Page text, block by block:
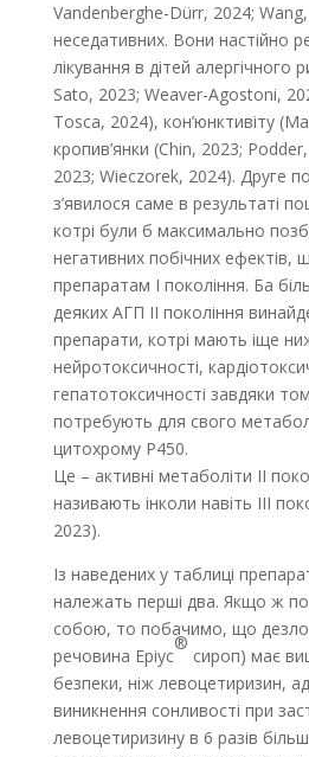
Vandenberghe-Dürr, 2024;
неседативних. Вони настійно
лікування в дітей алергічного
Sato, 2023; Weaver-Agostoni,
Tosca, 2024), кон’юнктивіту
кропив’янки (Chin, 2023;
2023; Wieczorek, 2024). Друге
з’явилося саме в результаті
котрі були б максимально
негативних побічних ефектів,
препаратам І покоління. Ба
деяких АГП ІІ покоління
препарати, котрі мають іще
нейротоксичності,
гепатотоксичності завдяки
потребують для свого
цитохрому Р450.
Це – активні метаболіти ІІ
називають інколи навіть ІІІ
2023).
Із наведених у таблиці
належать перші два. Якщо ж
собою, то побачимо, що
речовина Еріус
®
сироп) має
безпеки, ніж левоцетиризин,
виникнення сонливості при
левоцетиризину в 6 разів